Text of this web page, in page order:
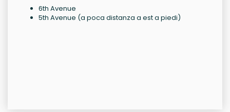
6th Avenue
5th Avenue (a poca distanza a est a piedi)